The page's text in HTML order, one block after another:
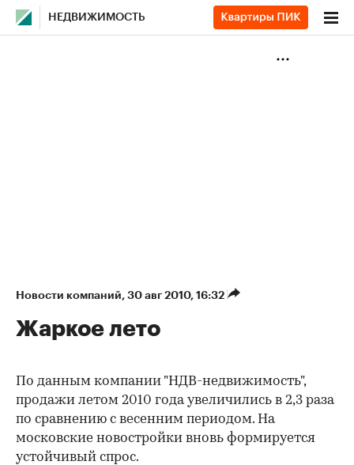
НЕДВИЖИМОСТЬ
Новости компаний⁠, 30 авг 2010, 16:32
Жаркое лето
По данным компании "НДВ-недвижимость",
продажи летом 2010 года увеличились в 2,3 раза
по сравнению с весенним периодом. На
московские новостройки вновь формируется
устойчивый спрос.